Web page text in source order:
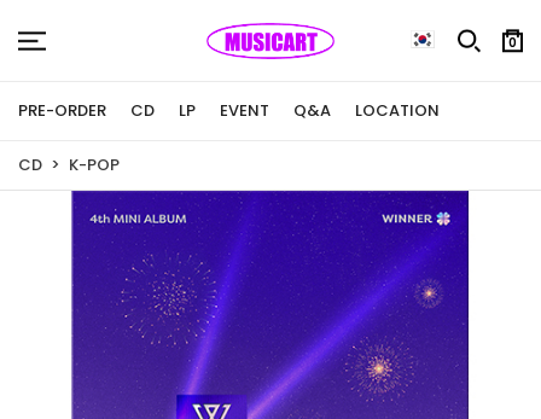
0
PRE-ORDER CD LP EVENT Q&A LOCATION
CD K-POP